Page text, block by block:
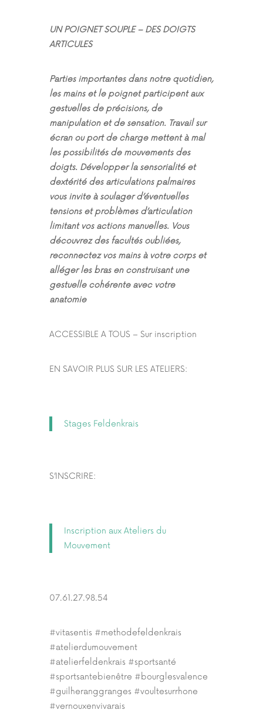
UN POIGNET SOUPLE – DES DOIGTS
ARTICULES
Parties importantes dans notre quotidien,
les mains et le poignet participent aux
gestuelles de précisions, de
manipulation et de sensation. Travail sur
écran ou port de charge mettent à mal
les possibilités de mouvements des
doigts. Développer la sensorialité et
dextérité des articulations palmaires
vous invite à soulager d’éventuelles
tensions et problèmes d’articulation
limitant vos actions manuelles. Vous
découvrez des facultés oubliées,
reconnectez vos mains à votre corps et
alléger les bras en construisant une
gestuelle cohérente avec votre
anatomie
ACCESSIBLE A TOUS – Sur inscription
EN SAVOIR PLUS SUR LES ATELIERS:
Stages Feldenkrais
S’INSCRIRE:
Inscription aux Ateliers du
Mouvement
07.61.27.98.54
#vitasentis #methodefeldenkrais
#atelierdumouvement
#atelierfeldenkrais #sportsanté
#sportsantebienêtre #bourglesvalence
#guilheranggranges #voultesurrhone
#vernouxenvivarais